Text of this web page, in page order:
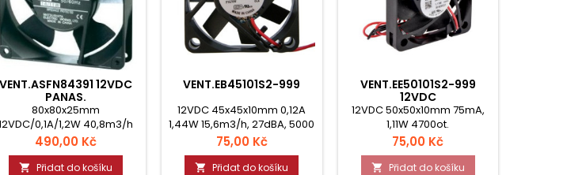
VENT.ASFN84391 12VDC
PANAS.
80x80x25mm
0,1A/1,2W 40,8m3/h
,22dB,1900ot. Kuličkové
ložisko
Cena
490,00 Kč
 Přidat do košíku
VENT.EB45101S2-999
12VDC 45x45x10mm 0,12A
1,44W 15,6m3/h, 27dBA, 5000
ot. kluzné .
Cena
75,00 Kč
 Přidat do košíku
VENT.EE50101S2-999
12VDC
12VDC 50x50x10mm 75mA,
1,11W 4700ot.
8,59m3/h25,6dBA kluzné
Cena
75,00 Kč
 Přidat do košíku